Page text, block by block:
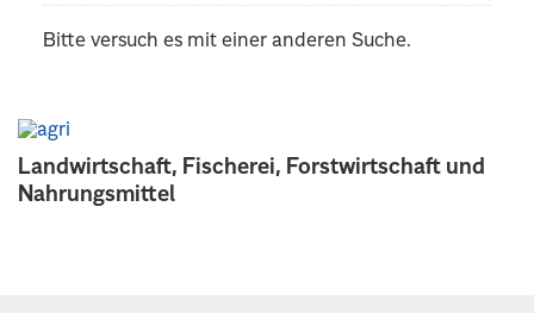
Landwirtschaft, Fischerei, Forstwirtschaft und
Nahrungsmittel
Bitte versuch es mit einer anderen Suche.